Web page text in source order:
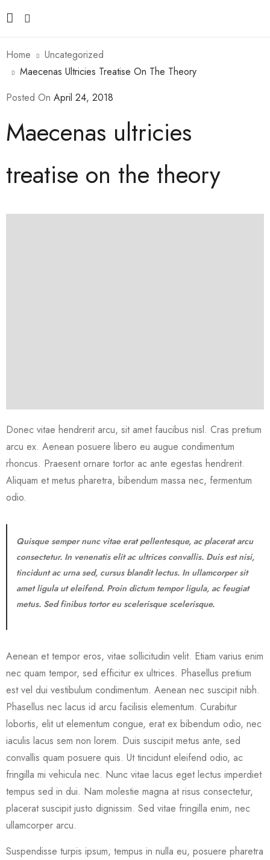
Home
Uncategorized
Maecenas Ultricies Treatise On The Theory
Posted On April 24, 2018
Maecenas ultricies
treatise on the theory
Donec vitae hendrerit arcu, sit amet faucibus nisl. Cras pretium
arcu ex. Aenean posuere libero eu augue condimentum
rhoncus. Praesent ornare tortor ac ante egestas hendrerit.
Aliquam et metus pharetra, bibendum massa nec, fermentum
odio.
Quisque semper nunc vitae erat pellentesque, ac placerat arcu
consectetur. In venenatis elit ac ultrices convallis. Duis est nisi,
tincidunt ac urna sed, cursus blandit lectus. In ullamcorper sit
amet ligula ut eleifend. Proin dictum tempor ligula, ac feugiat
metus. Sed finibus tortor eu scelerisque scelerisque.
Aenean et tempor eros, vitae sollicitudin velit. Etiam varius enim
nec quam tempor, sed efficitur ex ultrices. Phasellus pretium
est vel dui vestibulum condimentum. Aenean nec suscipit nibh.
Phasellus nec lacus id arcu facilisis elementum. Curabitur
lobortis, elit ut elementum congue, erat ex bibendum odio, nec
iaculis lacus sem non lorem. Duis suscipit metus ante, sed
convallis quam posuere quis. Ut tincidunt eleifend odio, ac
fringilla mi vehicula nec. Nunc vitae lacus eget lectus imperdiet
tempus sed in dui. Nam molestie magna at risus consectetur,
placerat suscipit justo dignissim. Sed vitae fringilla enim, nec
ullamcorper arcu.
Suspendisse turpis ipsum, tempus in nulla eu, posuere pharetra